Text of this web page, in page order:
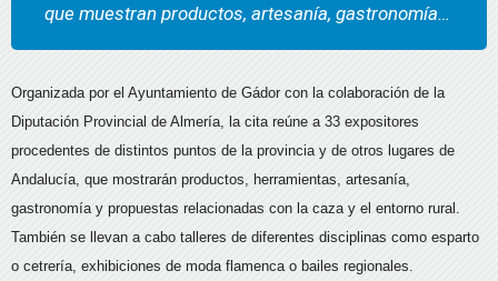
que muestran productos, artesanía, gastronomía…
Organizada por el Ayuntamiento de Gádor con la colaboración de la
Diputación Provincial de Almería, la cita reúne a 33 expositores
procedentes de distintos puntos de la provincia y de otros lugares de
Andalucía, que mostrarán productos, herramientas, artesanía,
gastronomía y propuestas relacionadas con la caza y el entorno rural.
También se llevan a cabo talleres de diferentes disciplinas como esparto
o cetrería, exhibiciones de moda flamenca o bailes regionales.